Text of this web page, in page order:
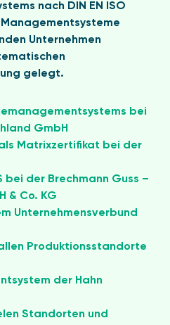
nach DIN EN ISO
Unternehmen
gelegt.
bei
GmbH
als Matrixzertifikat bei der
bei der Brechmann Guss –
& Co. KG
Unternehmensverbund
Produktionsstandorte
der Hahn
Standorten und